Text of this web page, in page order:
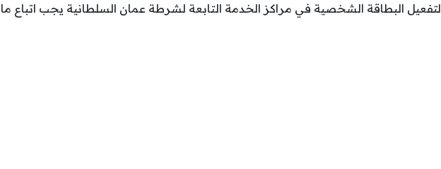
لتفعيل البطاقة الشخصية في مراكز الخدمة التابعة لشرطة عمان السلطانية يجب اتباع